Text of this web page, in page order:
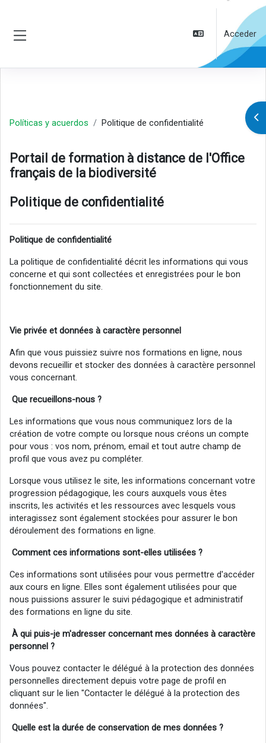
Acceder
Políticas y acuerdos Politique de confidentialité
Portail de formation à distance de l'Office
français de la biodiversité
Politique de confidentialité
Politique de confidentialité
La politique de confidentialité décrit les informations qui vous
concerne et qui sont collectées et enregistrées pour le bon
fonctionnement du site.
Vie privée et données à caractère personnel
Afin que vous puissiez suivre nos formations en ligne, nous
devons recueillir et stocker des données à caractère personnel
vous concernant.
Que recueillons-nous ?
Les informations que vous nous communiquez lors de la
création de votre compte ou lorsque nous créons un compte
pour vous : vos nom, prénom, email et tout autre champ de
profil que vous avez pu compléter.
Lorsque vous utilisez le site, les informations concernant votre
progression pédagogique, les cours auxquels vous êtes
inscrits, les activités et les ressources avec lesquels vous
interagissez sont également stockées pour assurer le bon
déroulement des formations en ligne.
Comment ces informations sont-elles utilisées ?
Ces informations sont utilisées pour vous permettre d'accéder
aux cours en ligne. Elles sont également utilisées pour que
nous puissions assurer le suivi pédagogique et administratif
des formations en ligne du site.
À qui puis-je m'adresser concernant mes données à caractère
personnel ?
Vous pouvez contacter le délégué à la protection des données
personnelles directement depuis votre page de profil en
cliquant sur le lien "Contacter le délégué à la protection des
données".
Quelle est la durée de conservation de mes données ?